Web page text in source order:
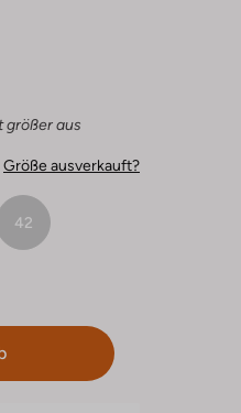
größer aus
Größe ausverkauft?
42